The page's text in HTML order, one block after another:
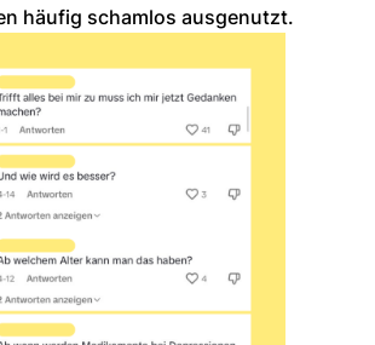
häufig schamlos ausgenutzt.